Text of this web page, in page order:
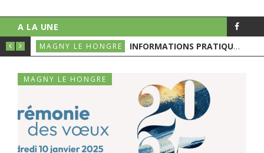
A LA UNE
MAGNY LE HONGRE INFORMATIONS PRATIQUES POUR LE 1ER TOURS DES ÉLECTIONS MUNICIPALES
MAGNY LE HONGRE